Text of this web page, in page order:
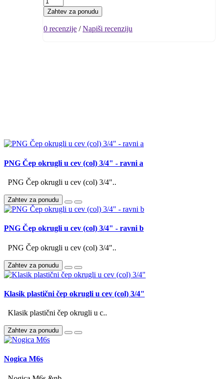
Zahtev za ponudu
0 recenzije /Napiši recenziju
PNG Čep okrugli u cev (col) 3/4" - ravni a
PNG Čep okrugli u cev (col) 3/4"..
Zahtev za ponudu
PNG Čep okrugli u cev (col) 3/4" - ravni b
PNG Čep okrugli u cev (col) 3/4"..
Zahtev za ponudu
Klasik plastični čep okrugli u cev (col) 3/4"
Klasik plastični čep okrugli u c..
Zahtev za ponudu
Nogica M6s